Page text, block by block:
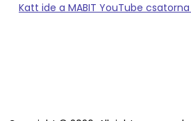
Katt ide a MABIT YouTube